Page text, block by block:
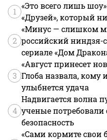
1
«Это всего лишь
«Друзей», который
2
«Минус — слишком
российский ниндзя-
сериале «Дом
3
«Август принесет
Глоба назвала, кому
улыбнется удача
4
Надвигается волна
ученые потребовали
безопасность
«Сами кормите свои